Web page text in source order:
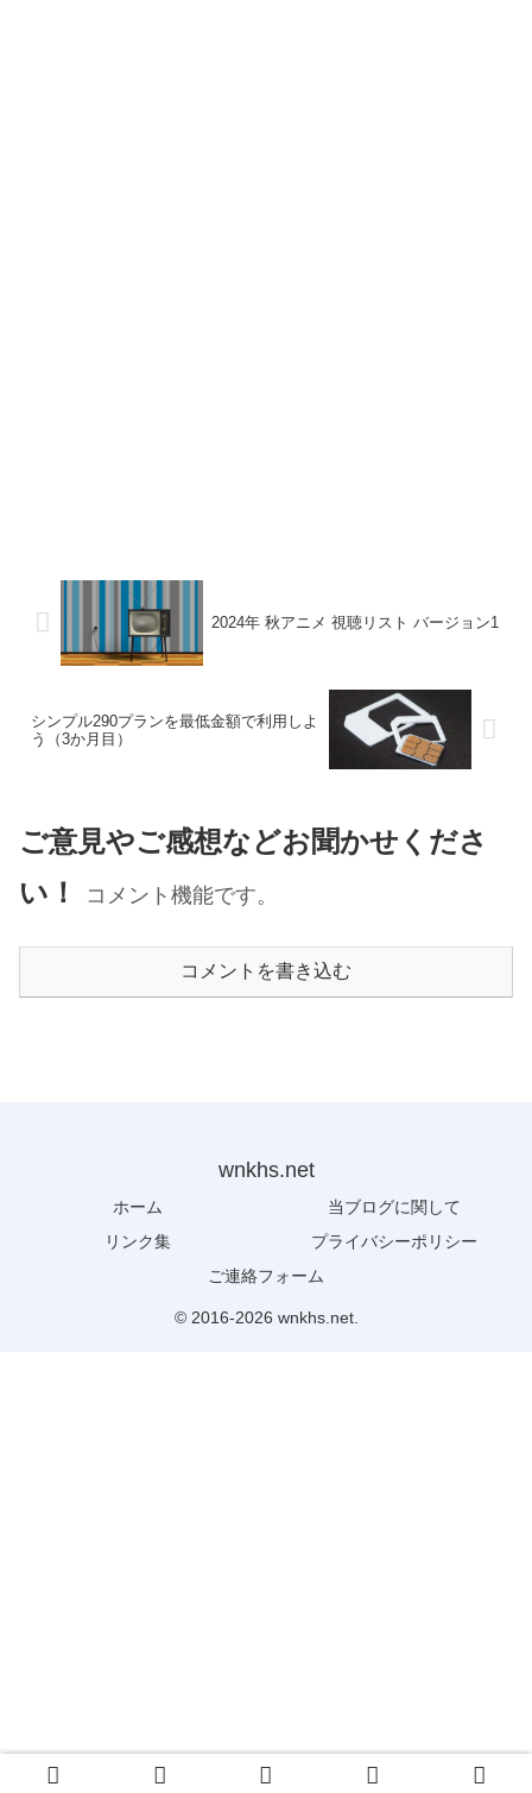
2024年 秋アニメ 視聴リスト バージョン1
シンプル290プランを最低金額で利用しよ
う（3か月目）
ご意見やご感想などお聞かせくださ
い！
コメント機能です。
コメントを書き込む
wnkhs.net
ホーム
当ブログに関して
リンク集
プライバシーポリシー
ご連絡フォーム
© 2016-2026 wnkhs.net.